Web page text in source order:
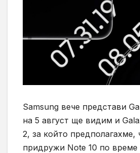
Samsung вече представи
на 5 август ще видим и
2, за който предполагахме,
придружи Note 10 по време